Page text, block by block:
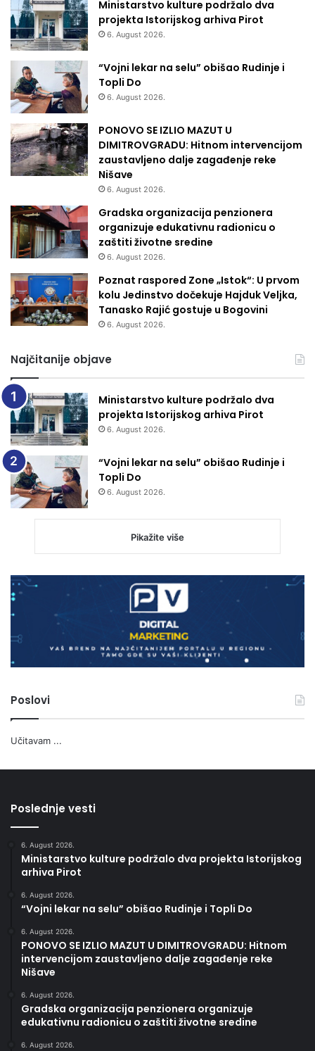
Ministarstvo kulture podržalo dva
projekta Istorijskog arhiva Pirot
6. August 2026.
“Vojni lekar na selu” obišao Rudinje i
Topli Do
6. August 2026.
PONOVO SE IZLIO MAZUT U
DIMITROVGRADU: Hitnom intervencijom
zaustavljeno dalje zagađenje reke
Nišave
6. August 2026.
Gradska organizacija penzionera
organizuje edukativnu radionicu o
zaštiti životne sredine
6. August 2026.
Poznat raspored Zone „Istok“: U prvom
kolu Jedinstvo dočekuje Hajduk Veljka,
Tanasko Rajić gostuje u Bogovini
6. August 2026.
Najčitanije objave
Ministarstvo kulture podržalo dva
projekta Istorijskog arhiva Pirot
6. August 2026.
“Vojni lekar na selu” obišao Rudinje i
Topli Do
6. August 2026.
Pikažite više
Poslovi
Učitavam ...
Poslednje vesti
6. August 2026.
Ministarstvo kulture podržalo dva projekta Istorijskog
arhiva Pirot
6. August 2026.
“Vojni lekar na selu” obišao Rudinje i Topli Do
6. August 2026.
PONOVO SE IZLIO MAZUT U DIMITROVGRADU: Hitnom
intervencijom zaustavljeno dalje zagađenje reke
Nišave
6. August 2026.
Gradska organizacija penzionera organizuje
edukativnu radionicu o zaštiti životne sredine
6. August 2026.